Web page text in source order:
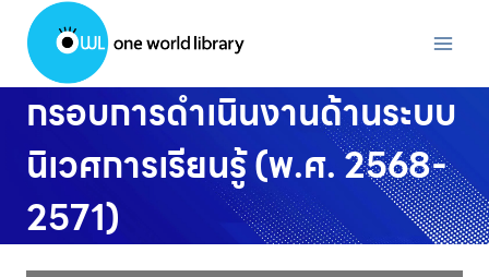
Skip
content
กรอบการดำเนินงานด้านระบบ
นิเวศการเรียนรู้ (พ.ศ. 2568-
2571)